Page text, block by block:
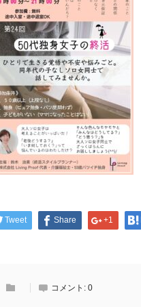
Tweet Share +1
コメント: 0